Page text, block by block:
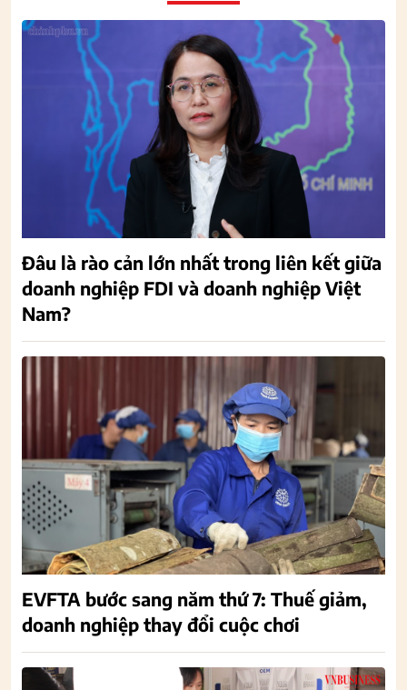
Đâu là rào cản lớn nhất trong liên kết giữa
doanh nghiệp FDI và doanh nghiệp Việt
Nam?
EVFTA bước sang năm thứ 7: Thuế giảm,
doanh nghiệp thay đổi cuộc chơi